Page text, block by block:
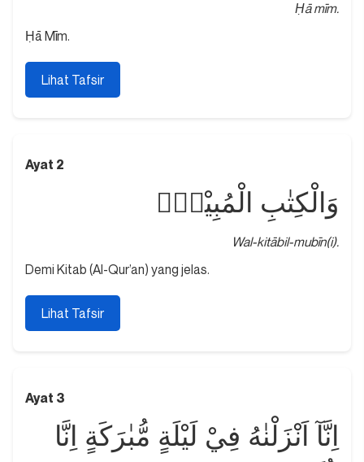
Ḥā mīm.
Ḥā Mīm.
Lihat Tafsir
Ayat 2
وَالْكِتٰبِ الْمُبِيْنِۙ
Wal-kitābil-mubīn(i).
Demi Kitab (Al-Qur’an) yang jelas.
Lihat Tafsir
Ayat 3
اِنَّآ اَنْزَلْنٰهُ فِيْ لَيْلَةٍ مُّبٰرَكَةٍ اِنَّا